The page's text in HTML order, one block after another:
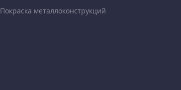
Покраска металлоконструкций